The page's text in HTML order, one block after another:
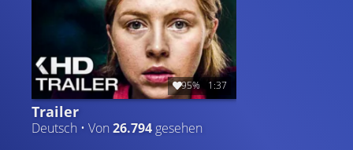
95% 1:37
Trailer
Deutsch • Von 26.794 gesehen